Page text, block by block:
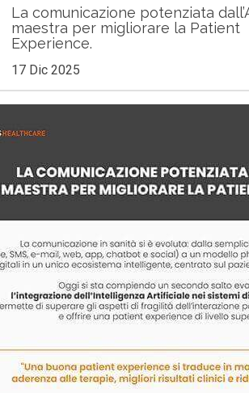
La comunicazione potenziata
maestra per migliorare la Patient
Experience.
17 Dic 2025